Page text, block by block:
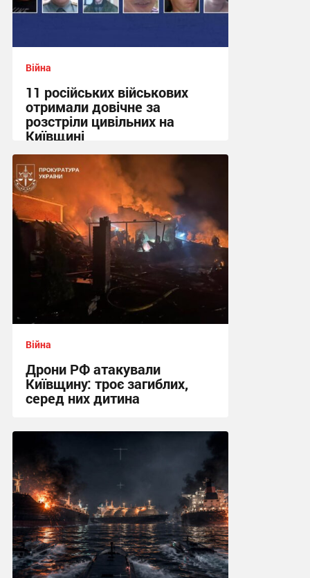
Війна
11 російських військових
отримали довічне за
розстріли цивільних на
Київщині
23:09 вчора
Війна
Дрони РФ атакували
Київщину: троє загиблих,
серед них дитина